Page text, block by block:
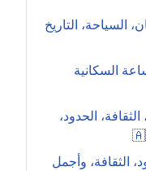
السياحة، التاريخ
2026 – الساعة السكانية
الحدود،
الثقافة، وأجمل